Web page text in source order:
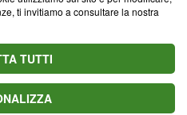
ti invitiamo a consultare la nostra
TUTTI